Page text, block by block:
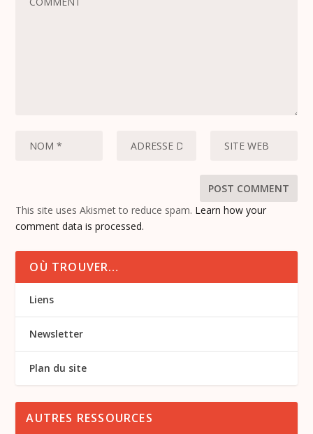
This site uses Akismet to reduce spam. Learn how your
comment data is processed.
OÙ TROUVER…
Liens
Newsletter
Plan du site
AUTRES RESSOURCES